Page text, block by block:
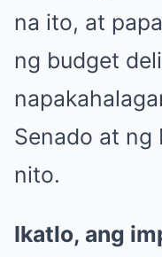
na ito, at
ng budget
Senado at ng
nito.
Ikatlo, ang